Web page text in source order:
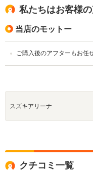
私たちはお客様
当店のモットー
ご購入後のアフターもお任
スズキアリーナ
クチコミ一覧